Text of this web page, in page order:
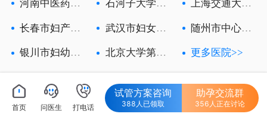
河南中医药大
石河子大学医
上海交通大学
长春市妇产医
武汉市妇女儿
随州市中心医
银川市妇幼保
北京大学第三
更多医院>>
首页 问医生 打电话
试管方案咨询
388人已领取
助孕交流群
356人正在讨论